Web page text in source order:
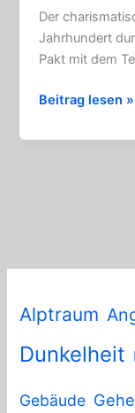
Alptraum
Dunkelheit
Gebäude
Der
Jahrhundert
Pakt mit dem
Der
Grusel
Beitrag lesen »